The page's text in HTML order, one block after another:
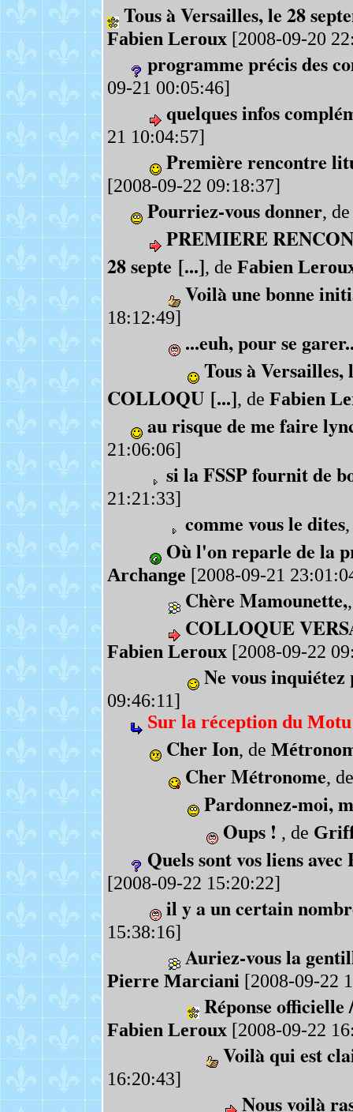
Tous à Versailles, le 28
Fabien Leroux[2008-09-20
programme précis des
09-21 00:05:46]
quelques infos
21 10:04:57]
Première rencontre
[2008-09-22 09:18:37]
Pourriez-vous donner,
PREMIERE
28 septe [...], de Fabien
Voilà une bonne
18:12:49]
...euh, pour se
Tous à Versailles,
COLLOQU [...], de Fabien
au risque de me faire
21:06:06]
si la FSSP fournit de
21:21:33]
comme vous le dites
Où l'on reparle de la
Archange [2008-09-21
Chère Mamounette,
COLLOQUE
Fabien Leroux[2008-09-22
Ne vous inquiétez
09:46:11]
Sur la réception du
Cher Ion, de
Cher Métronome,
Pardonnez-moi,
Oups ! , de
Quels sont vos liens
[2008-09-22 15:20:22]
il y a un certain
15:38:16]
Auriez-vous la
Pierre Marciani [2008-09-22
Réponse
Fabien Leroux[2008-09-22
Voilà qui est
16:20:43]
Nous voilà